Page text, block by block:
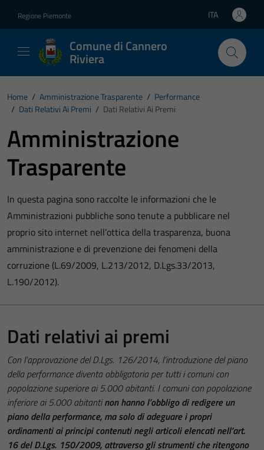
Regione Piemonte Lingua attiva:
ITA
Comune di Cannero
Riviera
Home / Amministrazione Trasparente / Performance
/ Dati Relativi Ai Premi / Dati Relativi Ai Premi
Amministrazione
Trasparente
In questa pagina sono raccolte le informazioni che le
Amministrazioni pubbliche sono tenute a pubblicare nel
proprio sito internet nell’ottica della trasparenza, buona
amministrazione e di prevenzione dei fenomeni della
corruzione (L.69/2009, L.213/2012, D.Lgs.33/2013,
L.190/2012).
Dati relativi ai premi
Con l’approvazione del D.Lgs. 126/2014, l’introduzione del piano
della performance diventa obbligatoria per tutti i comuni con
popolazione superiore ai 5.000 abitanti. I comuni con popolazione
inferiore ai 5.000 abitantinon hanno l’obbligo di redigere un
piano della performance, ma solo di adeguare i propri
ordinamenti ai principi contenuti negli articoli elencati nell’art.
16 del D.Lgs. 150/2009, attraverso gli strumenti che ritengono